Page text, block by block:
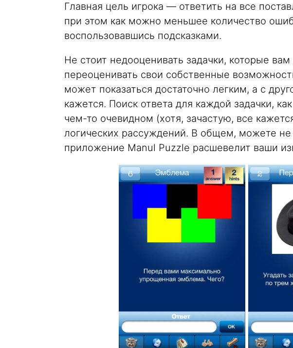
Главная цель игрока — ответить на все
при этом как можно меньшее количество
воспользовавшись подсказками.
Не стоит недооценивать задачки, которые
переоценивать свои собственные
может показаться достаточно легким, а с
кажется. Поиск ответа для каждой задачки,
чем-то очевидном (хотя, зачастую, все
логических рассуждений. В общем, можете не
приложение Manul Puzzle расшевелит ваши